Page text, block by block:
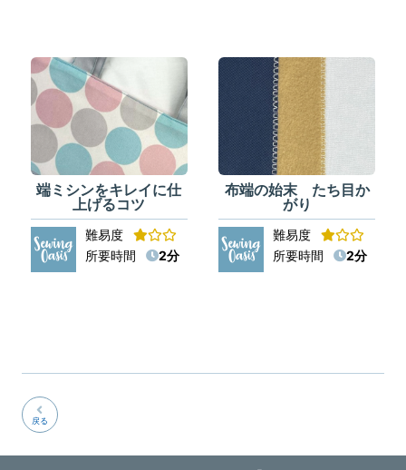
端ミシンをキレイに仕
上げるコツ
難易度
所要時間
2分
布端の始末 たち目か
がり
難易度
所要時間
2分
戻る